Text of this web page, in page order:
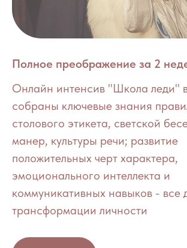
Полное преображение за 2
Онлайн интенсив "Школа леди"
собраны ключевые знания
столового этикета, светской
манер, культуры речи; развитие
положительных черт характера,
эмоционального интеллекта и
коммуникативных навыков - все
трансформации личности